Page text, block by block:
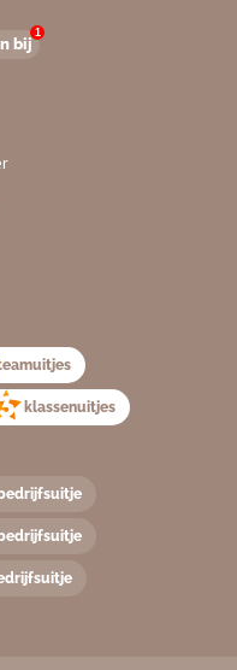
bij
1
klassenuitjes